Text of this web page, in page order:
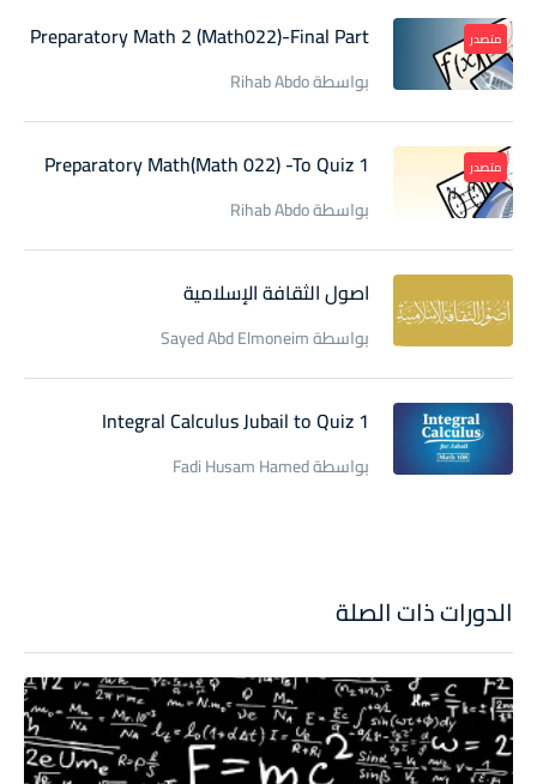
الدورات ذات الصلة
متصدر Preparatory Math 2 (Math022)-Final Part
بواسطة Rihab Abdo
متصدر Preparatory Math(Math 022) -To Quiz 1
بواسطة Rihab Abdo
اصول الثقافة الإسلامية
بواسطة Sayed Abd Elmoneim
Integral Calculus Jubail to Quiz 1
بواسطة Fadi Husam Hamed